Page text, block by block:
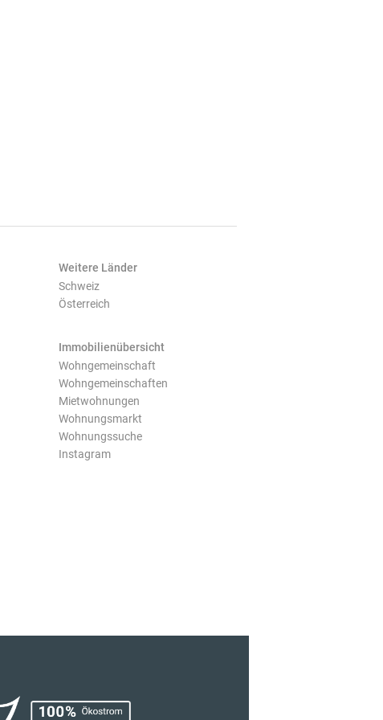
Weitere Länder
Schweiz
Österreich
Immobilienübersicht
Wohngemeinschaft
Wohngemeinschaften
Mietwohnungen
Wohnungsmarkt
Wohnungssuche
Instagram